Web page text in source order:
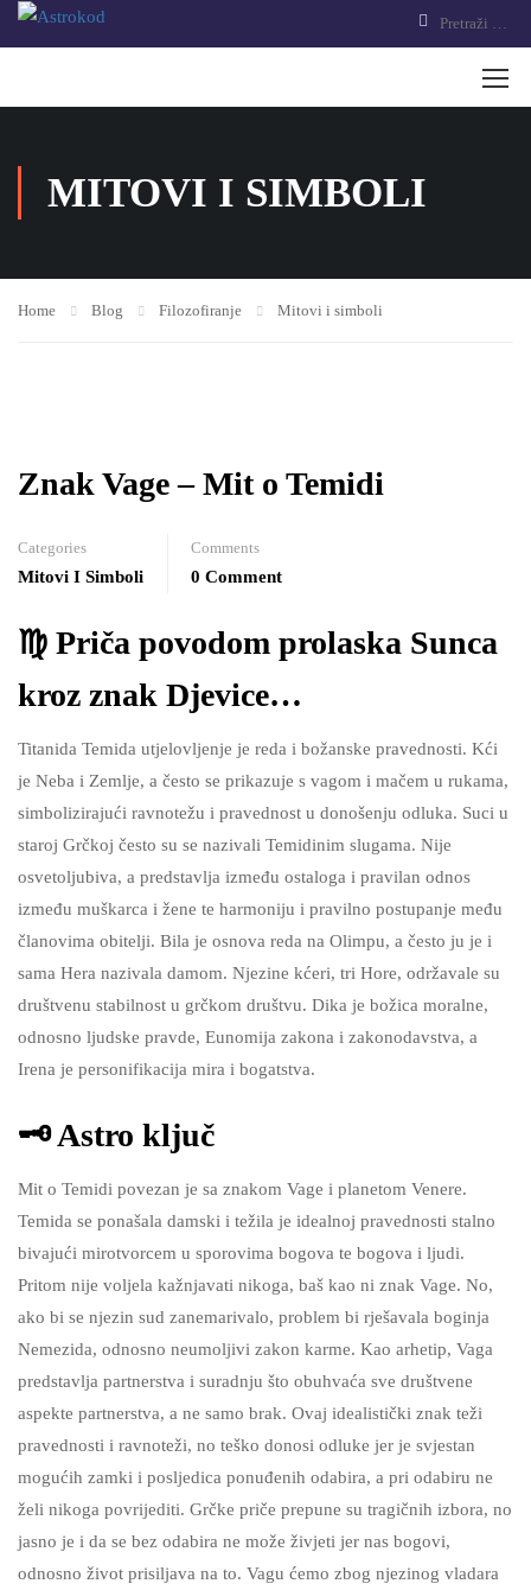
MITOVI I SIMBOLI
Home Blog Filozofiranje Mitovi i simboli
Znak Vage – Mit o Temidi
Categories
Mitovi I Simboli
Comments
0 Comment
♍ Priča povodom prolaska Sunca
kroz znak Djevice…
Titanida Temida utjelovljenje je reda i božanske pravednosti. Kći
je Neba i Zemlje, a često se prikazuje s vagom i mačem u rukama,
simbolizirajući ravnotežu i pravednost u donošenju odluka. Suci u
staroj Grčkoj često su se nazivali Temidinim slugama. Nije
osvetoljubiva, a predstavlja između ostaloga i pravilan odnos
između muškarca i žene te harmoniju i pravilno postupanje među
članovima obitelji. Bila je osnova reda na Olimpu, a često ju je i
sama Hera nazivala damom. Njezine kćeri, tri Hore, održavale su
društvenu stabilnost u grčkom društvu. Dika je božica moralne,
odnosno ljudske pravde, Eunomija zakona i zakonodavstva, a
Irena je personifikacija mira i bogatstva.
🗝 Astro ključ
Mit o Temidi povezan je sa znakom Vage i planetom Venere.
Temida se ponašala damski i težila je idealnoj pravednosti stalno
bivajući mirotvorcem u sporovima bogova te bogova i ljudi.
Pritom nije voljela kažnjavati nikoga, baš kao ni znak Vage. No,
ako bi se njezin sud zanemarivalo, problem bi rješavala boginja
Nemezida, odnosno neumoljivi zakon karme. Kao arhetip, Vaga
predstavlja partnerstva i suradnju što obuhvaća sve društvene
aspekte partnerstva, a ne samo brak. Ovaj idealistički znak teži
pravednosti i ravnoteži, no teško donosi odluke jer je svjestan
mogućih zamki i posljedica ponuđenih odabira, a pri odabiru ne
želi nikoga povrijediti. Grčke priče prepune su tragičnih izbora, no
jasno je i da se bez odabira ne može živjeti jer nas bogovi,
odnosno život prisiljava na to. Vagu ćemo zbog njezinog vladara